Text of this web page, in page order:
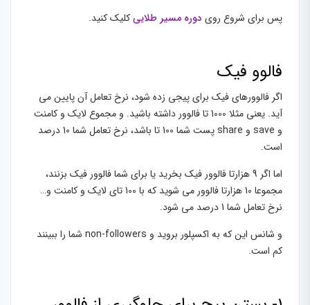
پس برای شروع روی دوره مسیر طلاییکلیک کنید.
فالوو فیک
اگر فالوورهای فیک برای پیجی زده شود، نرخ تعامل آن پایین می
آید. یعنی مثلا 1000 تا فالوور داشته باشید. و مجموع لایک و کامنت
و save و share پست شما 100 تا باشد، نرخ تعامل شما 10 درصد
است.
اما اگر 9 هزارتا فالوور فیک بخرید یا برای شما فالوور فیک بزنند،
مجموعا 10 هزارتا فالوور می شوید که با 100 تای لایک و کامنت و…
نرخ تعامل شما 1 درصد می شود.
و شانس این که به اکسپلور بروید و non-followers شما را ببینند
کم است.